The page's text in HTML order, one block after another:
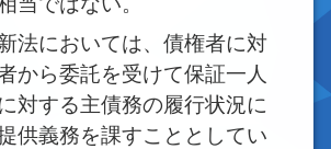
法においては、債権者に対
から委託を受けて保証一人
対する主債務の履行状況に
供義務を課すこととしてい